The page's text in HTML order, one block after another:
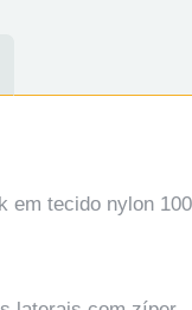
em tecido nylon